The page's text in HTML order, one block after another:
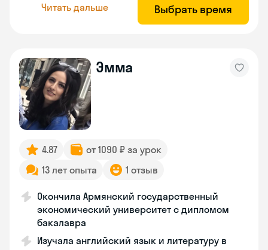
Читать дальше Выбрать время
Эмма
4.87
от 1090 ₽ за урок
13 лет опыта
1 отзыв
Окончила Армянский государственный
экономический университет с дипломом
бакалавра
Изучала английский язык и литературу в